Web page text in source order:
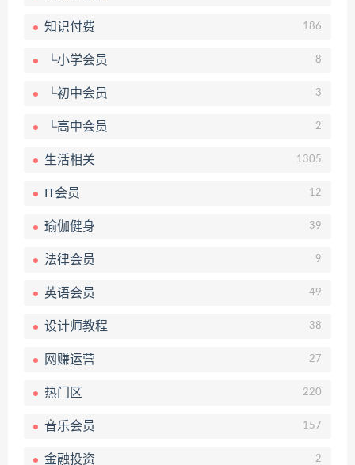
知识付费 186
└小学会员 8
└初中会员 3
└高中会员 2
生活相关 1305
IT会员 12
瑜伽健身 39
法律会员 9
英语会员 49
设计师教程 38
网赚运营 27
热门区 220
音乐会员 157
金融投资 2